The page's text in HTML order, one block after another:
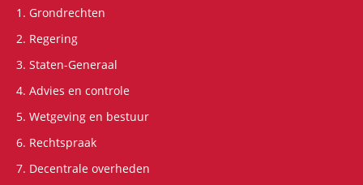
1. Grondrechten
2. Regering
3. Staten-Generaal
4. Advies en controle
5. Wetgeving en bestuur
6. Rechtspraak
7. Decentrale overheden